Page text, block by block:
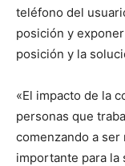
teléfono del
posición y
posición y la
«El impacto de la
personas que
comenzando a
importante para la